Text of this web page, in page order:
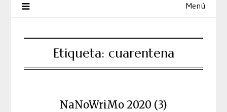
Menú
Etiqueta: cuarentena
NaNoWriMo 2020 (3)